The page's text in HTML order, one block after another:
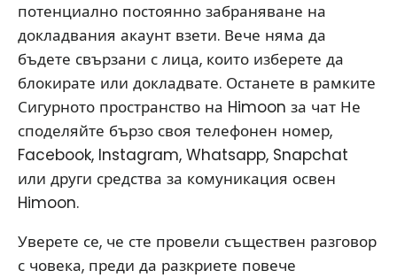
потенциално постоянно забраняване на
докладвания акаунт взети. Вече няма да
бъдете свързани с лица, които изберете да
блокирате или докладвате. Останете в рамките
Сигурното пространство на Himoon за чат Не
споделяйте бързо своя телефонен номер,
Facebook, Instagram, Whatsapp, Snapchat
или други средства за комуникация освен
Himoon.
Уверете се, че сте провели съществен разговор
с човека, преди да разкриете повече